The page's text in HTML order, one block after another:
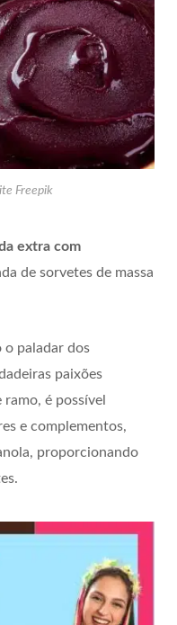
Freepik
extra com
de sorvetes de massa
o paladar dos
paixões
ramo, é possível
e complementos,
proporcionando